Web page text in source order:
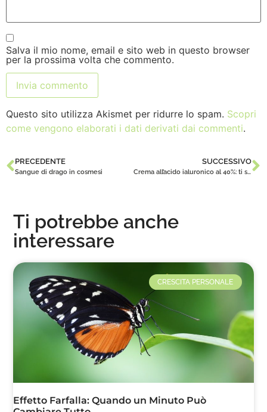
Salva il mio nome, email e sito web in questo browser
per la prossima volta che commento.
Questo sito utilizza Akismet per ridurre lo spam. Scopri
come vengono elaborati i dati derivati dai commenti.
PRECEDENTE
Sangue di drago in cosmesi
SUCCESSIVO
Crema all’acido ialuronico al 40%: ti spiego perché è irrealizzabile
Ti potrebbe anche
interessare
CRESCITA PERSONALE
Effetto Farfalla: Quando un Minuto Può